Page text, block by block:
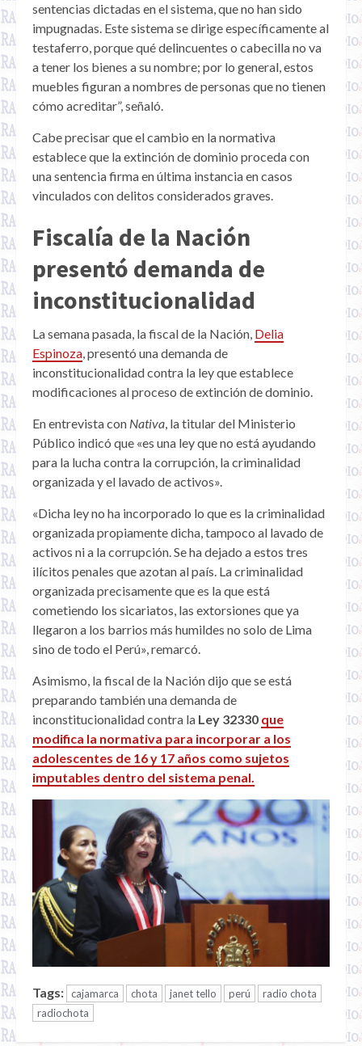
sentencias dictadas en el sistema, que no han sido
impugnadas. Este sistema se dirige específicamente al
testaferro, porque qué delincuentes o cabecilla no va
a tener los bienes a su nombre; por lo general, estos
muebles figuran a nombres de personas que no tienen
cómo acreditar”, señaló.
Cabe precisar que el cambio en la normativa
establece que la extinción de dominio proceda con
una sentencia firma en última instancia en casos
vinculados con delitos considerados graves.
Fiscalía de la Nación
presentó demanda de
inconstitucionalidad
La semana pasada, la fiscal de la Nación, Delia
Espinoza, presentó una demanda de
inconstitucionalidad contra la ley que establece
modificaciones al proceso de extinción de dominio.
En entrevista con Nativa, la titular del Ministerio
Público indicó que «es una ley que no está ayudando
para la lucha contra la corrupción, la criminalidad
organizada y el lavado de activos».
«Dicha ley no ha incorporado lo que es la criminalidad
organizada propiamente dicha, tampoco al lavado de
activos ni a la corrupción. Se ha dejado a estos tres
ilícitos penales que azotan al país. La criminalidad
organizada precisamente que es la que está
cometiendo los sicariatos, las extorsiones que ya
llegaron a los barrios más humildes no solo de Lima
sino de todo el Perú», remarcó.
Asimismo, la fiscal de la Nación dijo que se está
preparando también una demanda de
inconstitucionalidad contra la Ley 32330 que
modifica la normativa para incorporar a los
adolescentes de 16 y 17 años como sujetos
imputables dentro del sistema penal.
Tags: cajamarca chota janet tello perú
radio chota
radiochota